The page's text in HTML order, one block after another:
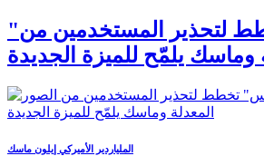
"إكس" تخطط لتحذير المستخدمين من
وماسك يلمّح للميزة الجديدة
الملياردير الأميركي إيلون ماسك